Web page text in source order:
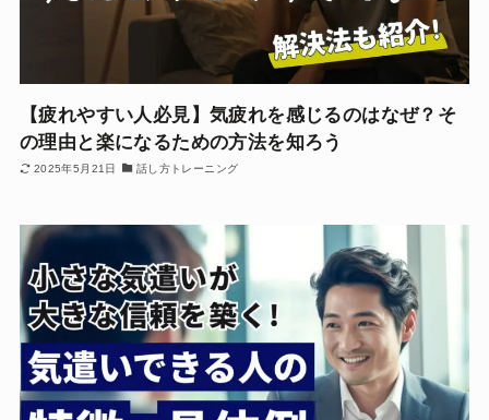
【疲れやすい人必見】気疲れを感じるのはなぜ？そ
の理由と楽になるための方法を知ろう
2025年5月21日 話し方トレーニング